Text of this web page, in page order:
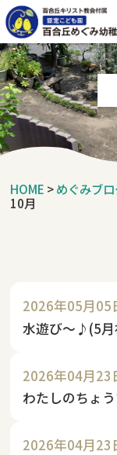
HOME >めぐみブ
10月
2026年05月05
水遊び～♪(5月
2026年04月23
わたしのちょ
2026年04月23